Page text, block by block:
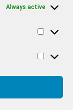
Always active